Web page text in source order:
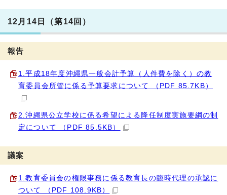
12月14日（第14回）
報告
1.平成18年度沖縄県一般会計予算（人件費を除く）の教
育委員会所管に係る予算要求について （PDF 85.7KB）
2.沖縄県公立学校に係る希望による降任制度実施要綱の制
定について （PDF 85.5KB）
議案
1.教育委員会の権限事務に係る教育長の臨時代理の承認に
ついて （PDF 108.9KB）